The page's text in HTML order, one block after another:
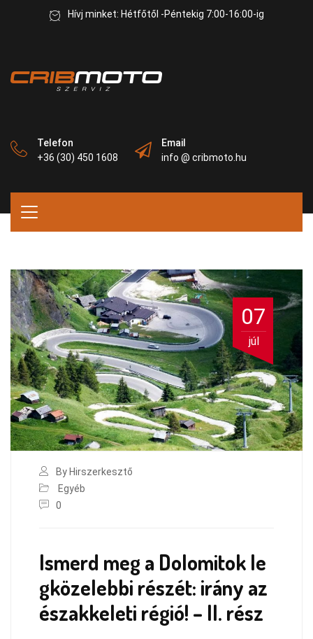
Hívj minket: Hétfőtől -Péntekig 7:00-16:00-ig
Telefon
+36 (30) 450 1608
Email
info @ cribmoto.hu
07
júl
By Hirszerkesztő
Egyéb
0
Ismerd meg a Dolomitok le
gközelebbi részét: irány az
északkeleti régió! – II. rész